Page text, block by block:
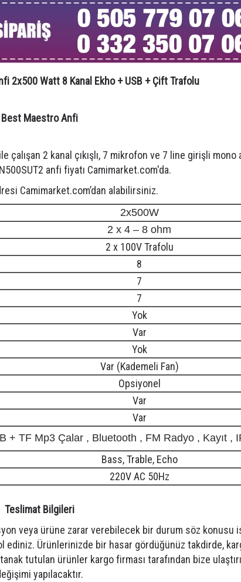
2x500 Watt 8 Kanal Ekho + USB + Çift Trafolu
Best Maestro Anfi
çalışan 2 kanal çıkışlı, 7 mikrofon ve 7 line girişli
anfi fiyatı Camimarket.com'da.
Camimarket.com’dan alabilirsiniz.
2x500W
2 x 4 – 8 ohm
2 x 100V Trafolu
8
7
7
Yok
Var
Yok
Var (Kademeli Fan)
Opsiyonel
Var
Var
+ TF Mp3 Çalar , Bluetooth , FM Radyo , Kayıt ,
Bass, Trable, Echo
220V AC 50Hz
Teslimat Bilgileri
veya ürüne zarar verebilecek bir durum söz konusu
Ürünlerinizde bir hasar gördüğünüz takdirde,
tutulan ürünler kargo firması tarafından bize
yapılacaktır.